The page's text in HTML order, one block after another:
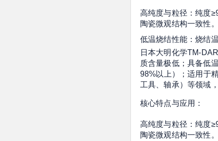
高纯度与粒径：纯度
陶瓷微观结构一致性
低温烧结性能：烧结
日本大明化学TM-
质含量极低；具备低
98%以上）；适用于
工具、轴承）等领域
核心特点与应用：
高纯度与粒径：纯度
陶瓷微观结构一致性